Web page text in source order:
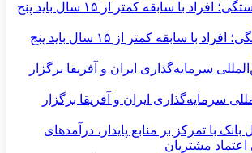
قانون جدید بازنشستگی؛ افراد با سابقه کمتر از ۱۵ سال باید پنج
سرمایه‌گذاری ایران و آفریقا برگزار